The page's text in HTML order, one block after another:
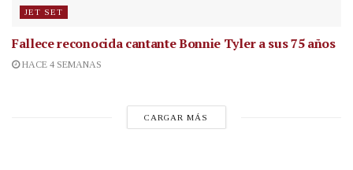
JET SET
Fallece reconocida cantanteBonnie Tyler a sus 75 años
HACE 4 SEMANAS
CARGAR MÁS